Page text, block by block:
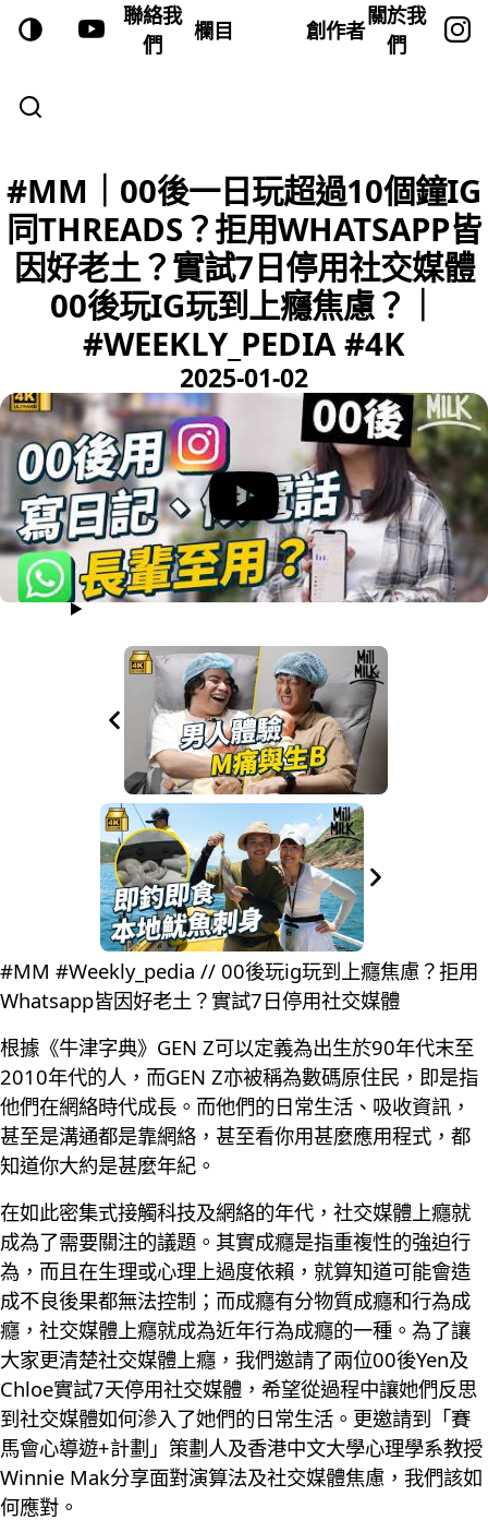
聯絡我
們
欄目 創作者
關於我
們
#MM｜00後一日玩超過10個鐘IG
同THREADS？拒用WHATSAPP皆
因好老土？實試7日停用社交媒體
00後玩IG玩到上癮焦慮？｜
#WEEKLY_PEDIA #4K
2025-01-02
#MM #Weekly_pedia // 00後玩ig玩到上癮焦慮？拒用
Whatsapp皆因好老土？實試7日停用社交媒體
根據《牛津字典》GEN Z可以定義為出生於90年代末至
2010年代的人，而GEN Z亦被稱為數碼原住民，即是指
他們在網絡時代成長。而他們的日常生活、吸收資訊，
甚至是溝通都是靠網絡，甚至看你用甚麼應用程式，都
知道你大約是甚麼年紀。
在如此密集式接觸科技及網絡的年代，社交媒體上癮就
成為了需要關注的議題。其實成癮是指重複性的強迫行
為，而且在生理或心理上過度依賴，就算知道可能會造
成不良後果都無法控制；而成癮有分物質成癮和行為成
癮，社交媒體上癮就成為近年行為成癮的一種。為了讓
大家更清楚社交媒體上癮，我們邀請了兩位00後Yen及
Chloe實試7天停用社交媒體，希望從過程中讓她們反思
到社交媒體如何滲入了她們的日常生活。更邀請到「賽
馬會心導遊+計劃」策劃人及香港中文大學心理學系教授
Winnie Mak分享面對演算法及社交媒體焦慮，我們該如
何應對。